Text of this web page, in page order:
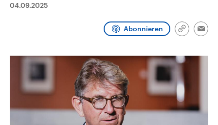
den mächtigsten Ländern der Erde,
Diese wird wie die
Libanon vom Iran
04.09.2025
Abonnieren
Link